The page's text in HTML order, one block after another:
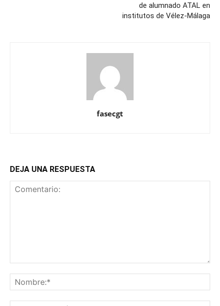
de alumnado ATAL en
institutos de Vélez-Málaga
fasecgt
DEJA UNA RESPUESTA